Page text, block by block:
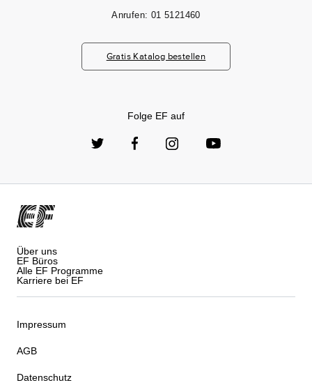
Anrufen: 01 5121460
Gratis Katalog bestellen
Folge EF auf
Über uns
EF Büros
Alle EF Programme
Karriere bei EF
Impressum
AGB
Datenschutz